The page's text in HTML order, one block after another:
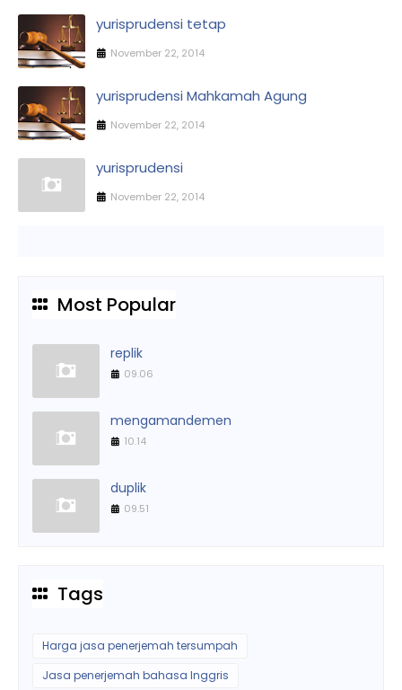
yurisprudensi tetap
November 22, 2014
yurisprudensi Mahkamah Agung
November 22, 2014
yurisprudensi
November 22, 2014
Most Popular
replik
09.06
mengamandemen
10.14
duplik
09.51
Tags
Harga jasa penerjemah tersumpah
Jasa penerjemah bahasa Inggris